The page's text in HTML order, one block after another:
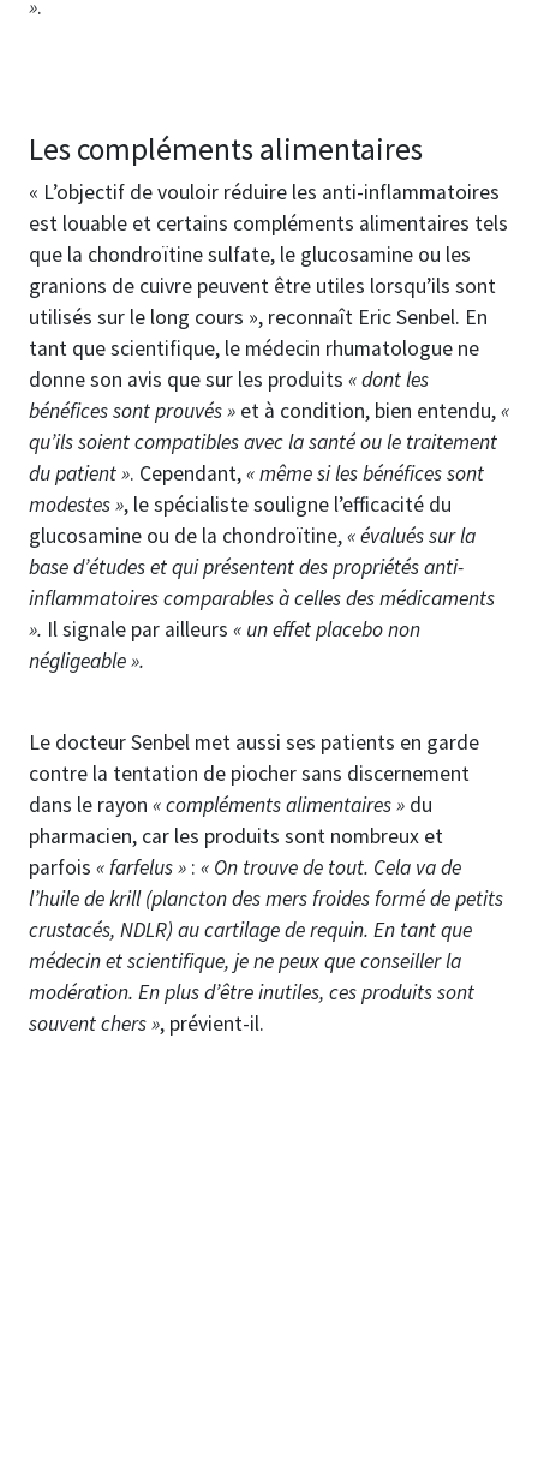
».
Les compléments alimentaires
« L’objectif de vouloir réduire les anti-inflammatoires
est louable et certains compléments alimentaires tels
que la chondroïtine sulfate, le glucosamine ou les
granions de cuivre peuvent être utiles lorsqu’ils sont
utilisés sur le long cours », reconnaît Eric Senbel. En
tant que scientifique, le médecin rhumatologue ne
donne son avis que sur les produits « dont les
bénéfices sont prouvés » et à condition, bien entendu,«
qu’ils soient compatibles avec la santé ou le traitement
du patient ». Cependant,« même si les bénéfices sont
modestes », le spécialiste souligne l’efficacité du
glucosamine ou de la chondroïtine,« évalués sur la
base d’études et qui présentent des propriétés anti-
inflammatoires comparables à celles des médicaments
». Il signale par ailleurs « un effet placebo non
négligeable ».
Le docteur Senbel met aussi ses patients en garde
contre la tentation de piocher sans discernement
dans le rayon « compléments alimentaires » du
pharmacien, car les produits sont nombreux et
parfois « farfelus » : « On trouve de tout. Cela va de
l’huile de krill (plancton des mers froides formé de petits
crustacés, NDLR) au cartilage de requin. En tant que
médecin et scientifique, je ne peux que conseiller la
modération. En plus d’être inutiles, ces produits sont
souvent chers », prévient-il.